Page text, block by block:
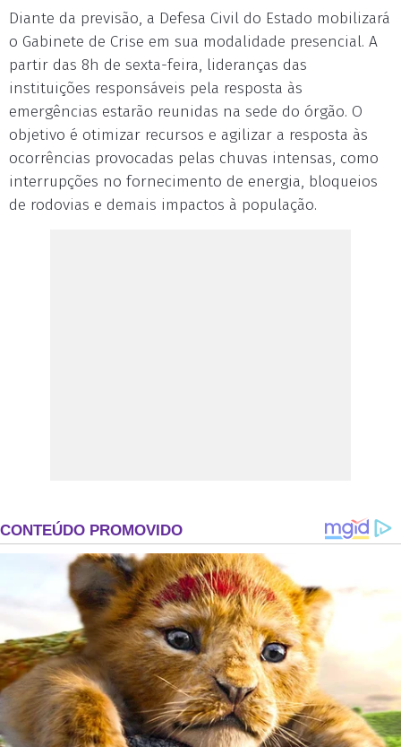
Diante da previsão, a Defesa Civil do Estado mobilizará
o Gabinete de Crise em sua modalidade presencial. A
partir das 8h de sexta-feira, lideranças das
instituições responsáveis pela resposta às
emergências estarão reunidas na sede do órgão. O
objetivo é otimizar recursos e agilizar a resposta às
ocorrências provocadas pelas chuvas intensas, como
interrupções no fornecimento de energia, bloqueios
de rodovias e demais impactos à população.